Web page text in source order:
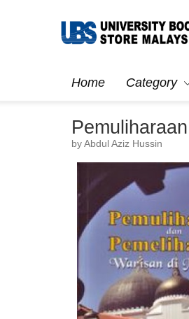
Home Category
by Abdul Aziz Hussin